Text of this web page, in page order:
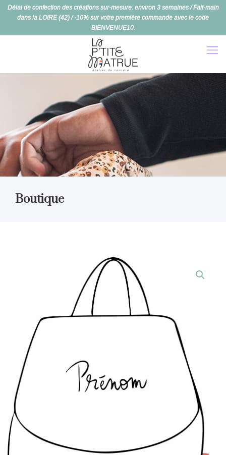
Délai de confection des créations sur-mesure: environ 3 semaines / Fait-main
dans la LOIRE (42) / -10% sur votre première commande avec le code
BIENVENUE10.
Boutique